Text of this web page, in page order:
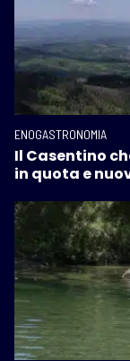
ENOGASTRONOMIA
Il Casentino
in quota e